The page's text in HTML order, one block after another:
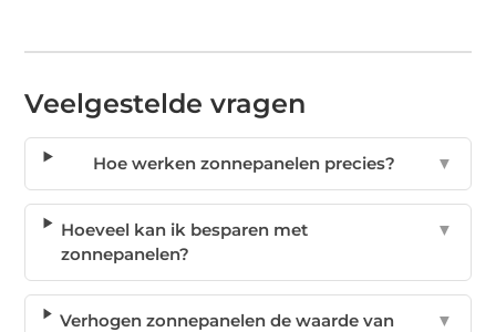
Veelgestelde vragen
Hoe werken zonnepanelen precies? ▼
Hoeveel kan ik besparen met
zonnepanelen?
▼
Verhogen zonnepanelen de waarde van
▼